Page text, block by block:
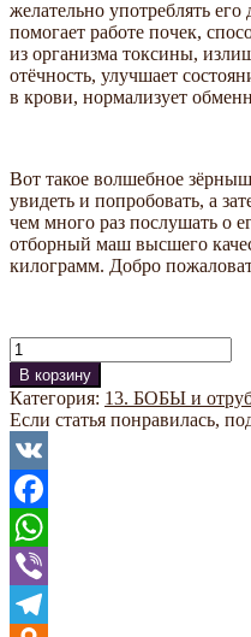
желательно употреблять
помогает работе почек,
из организма токсины,
отёчность, улучшает
в крови, нормализует
Вот такое волшебное
увидеть и попробовать, а
чем много раз послушать о
отборный маш высшего
килограмм. Добро
Количество
В корзину
Категория: 13. БОБЫ и
Если статья понравилась,
VK
Facebook
WhatsApp
Viber